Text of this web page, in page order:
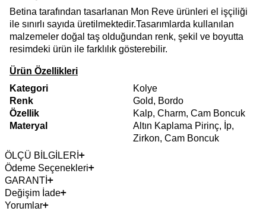
Betina tarafından tasarlanan Mon Reve ürünleri el işçiliği
ile sınırlı sayıda üretilmektedir.Tasarımlarda kullanılan
malzemeler doğal taş olduğundan renk, şekil ve boyutta
resimdeki ürün ile farklılık gösterebilir.
Ürün Özellikleri
Kategori
Kolye
Renk
Gold, Bordo
Özellik
Kalp, Charm, Cam Boncuk
Materyal
Altın Kaplama Pirinç, İp,
Zirkon, Cam Boncuk
ÖLÇÜ BİLGİLERİ
Ödeme Seçenekleri
GARANTİ
Değişim İade
Yorumlar